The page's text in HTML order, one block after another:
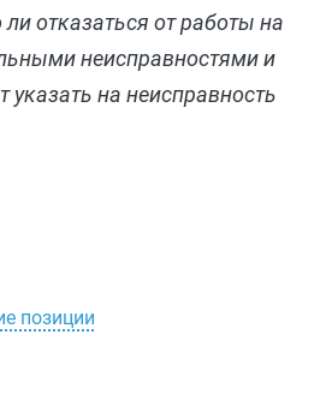
отказаться от работы на
неисправностями и
указать на неисправность
позиции